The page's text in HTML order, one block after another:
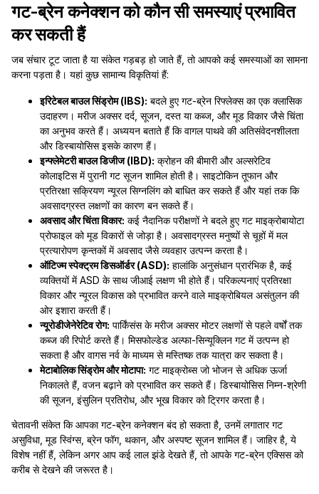
गट-ब्रेन कनेक्शन को कौन सी समस्याएं प्रभावित
कर सकती हैं
जब संचार टूट जाता है या संकेत गड़बड़ हो जाते हैं, तो आपको कई समस्याओं का सामना
करना पड़ता है। यहां कुछ सामान्य विकृतियां हैं:
इरिटेबल बाउल सिंड्रोम (IBS): बदले हुए गट-ब्रेन रिफ्लेक्स का एक क्लासिक
उदाहरण। मरीज अक्सर दर्द, सूजन, दस्त या कब्ज, और मूड विकार जैसे चिंता
का अनुभव करते हैं। अध्ययन बताते हैं कि वागल पाथवे की अतिसंवेदनशीलता
और डिस्बायोसिस इसके कारण हैं।
इन्फ्लेमेटरी बाउल डिजीज (IBD): क्रोहन की बीमारी और अल्सरेटिव
कोलाइटिस में पुरानी गट सूजन शामिल होती है। साइटोकिन तूफान और
प्रतिरक्षा सक्रियण न्यूरल सिग्नलिंग को बाधित कर सकते हैं और यहां तक कि
अवसादग्रस्त लक्षणों का कारण बन सकते हैं।
अवसाद और चिंता विकार: कई नैदानिक परीक्षणों ने बदले हुए गट माइक्रोबायोटा
प्रोफाइल को मूड विकारों से जोड़ा है। अवसादग्रस्त मनुष्यों से चूहों में मल
प्रत्यारोपण कृन्तकों में अवसाद जैसे व्यवहार उत्पन्न करता है।
ऑटिज्म स्पेक्ट्रम डिसऑर्डर (ASD): हालांकि अनुसंधान प्रारंभिक है, कई
व्यक्तियों में ASD के साथ जीआई लक्षण भी होते हैं। परिकल्पनाएं प्रतिरक्षा
विकार और न्यूरल विकास को प्रभावित करने वाले माइक्रोबियल असंतुलन की
ओर इशारा करती हैं।
न्यूरोडीजेनेरेटिव रोग: पार्किंसंस के मरीज अक्सर मोटर लक्षणों से पहले वर्षों तक
कब्ज की रिपोर्ट करते हैं। मिसफोल्डेड अल्फा-सिन्यूक्लिन गट में उत्पन्न हो
सकता है और वागस नर्व के माध्यम से मस्तिष्क तक यात्रा कर सकता है।
मेटाबोलिक सिंड्रोम और मोटापा: गट माइक्रोब्स जो भोजन से अधिक ऊर्जा
निकालते हैं, वजन बढ़ाने को प्रभावित कर सकते हैं। डिस्बायोसिस निम्न-श्रेणी
की सूजन, इंसुलिन प्रतिरोध, और भूख विकार को ट्रिगर करता है।
चेतावनी संकेत कि आपका गट-ब्रेन कनेक्शन बंद हो सकता है, उनमें लगातार गट
असुविधा, मूड स्विंग्स, ब्रेन फॉग, थकान, और अस्पष्ट सूजन शामिल हैं। जाहिर है, ये
विशेष नहीं हैं, लेकिन अगर आप कई लाल झंडे देखते हैं, तो आपके गट-ब्रेन एक्सिस को
करीब से देखने की जरूरत है।